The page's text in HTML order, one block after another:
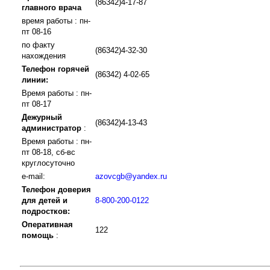
главного врача
(86342)4-17-87
время работы : пн-
пт 08-16
по факту
нахождения
(86342)4-32-30
Телефон горячей
линии:
(86342) 4-02-65
Время работы : пн-
пт 08-17
Дежурный
администратор :
(86342)4-13-43
Время работы : пн-
пт 08-18, сб-вс
круглосуточно
e-mail:
azovcgb@yandex.ru
Телефон доверия
для детей и
подростков:
8-800-200-0122
Оперативная
помощь :
122